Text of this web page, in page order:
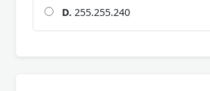
D. 255.255.240